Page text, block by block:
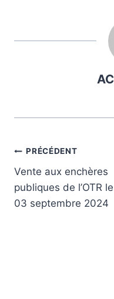
Navigation
de
l’article
PRÉCÉDENT
Vente aux enchères
publiques de l’OTR le
03 septembre 2024